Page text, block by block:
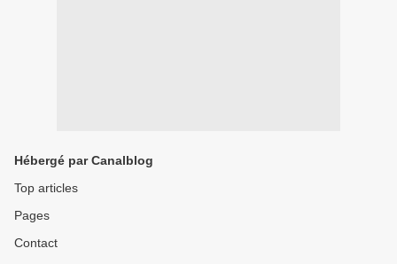
Hébergé par Canalblog
Top articles
Pages
Contact